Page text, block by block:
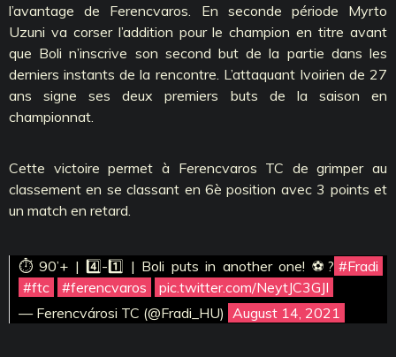
l’avantage de Ferencvaros. En seconde période Myrto
Uzuni va corser l’addition pour le champion en titre avant
que Boli n’inscrive son second but de la partie dans les
derniers instants de la rencontre. L’attaquant Ivoirien de 27
ans signe ses deux premiers buts de la saison en
championnat.
Cette victoire permet à Ferencvaros TC de grimper au
classement en se classant en 6è position avec 3 points et
un match en retard.
⏱ 90’+ | 4️⃣-1️⃣ | Boli puts in another one! ⚽️? #Fradi
#ftc
#ferencvaros
pic.twitter.com/NeytJC3GJI
— Ferencvárosi TC (@Fradi_HU) August 14, 2021